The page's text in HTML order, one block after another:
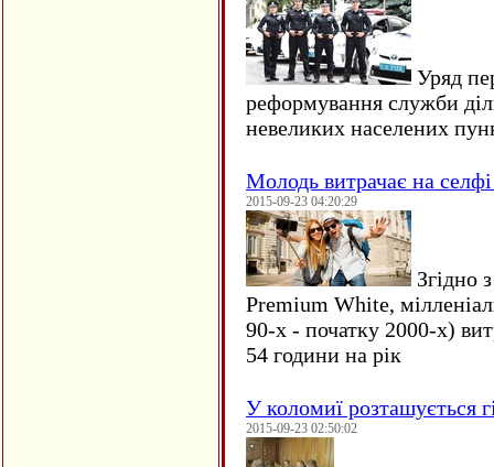
Уряд
реформування служби
невеликих населених
Молодь витрачає на
2015-09-23 04:20:29
Згідно
Premium White,
90-х - початку 2000-х)
54 години на рік
У коломиї розташується
2015-09-23 02:50:02